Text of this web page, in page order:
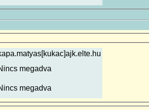
megadva
megadva